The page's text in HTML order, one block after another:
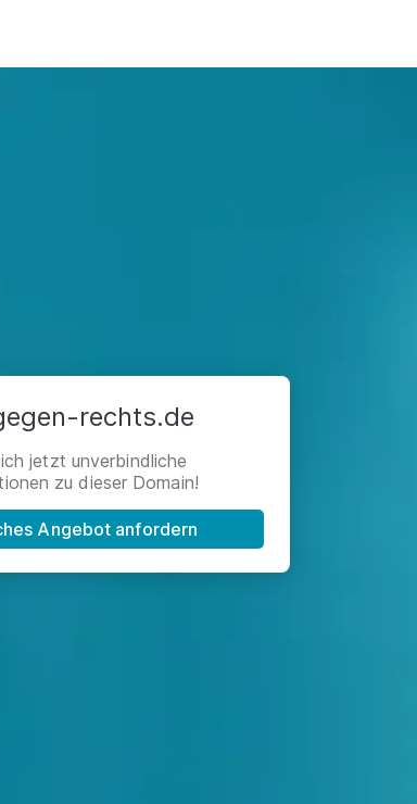
rechts.de
jetzt unverbindliche
zu dieser Domain!
Angebot anfordern